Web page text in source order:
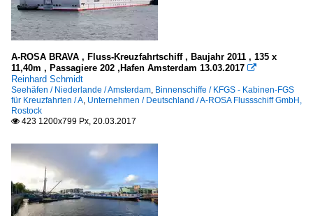
Segelschiffe
3-Master
A
Spezialschiffe
Barkassen
C
F
A-ROSA BRAVA , Fluss-Kreuzfahrtschiff , Baujahr 2011 , 135 x
11,40m , Passagiere 202 ,Hafen Amsterdam 13.03.2017 
Reinhard Schmidt
Seehäfen / Niederlande / Amsterdam, Binnenschiffe / KFGS - Kabinen-FGS
für Kreuzfahrten / A, Unternehmen / Deutschland / A-ROSA Flussschiff GmbH,
Rostock
 423 1200x799 Px, 20.03.2017